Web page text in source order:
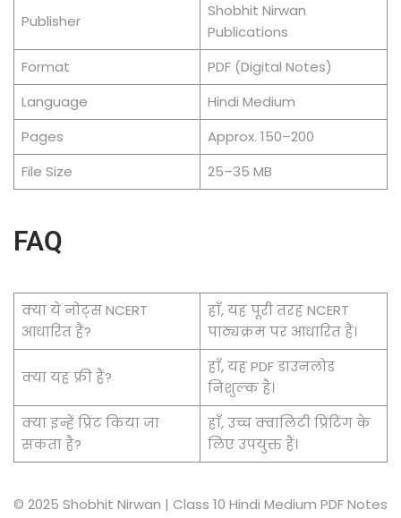
Publisher
Shobhit Nirwan
Publications
Format
PDF (Digital Notes)
Language
Hindi Medium
Pages
Approx. 150–200
File Size
25–35 MB
FAQ
क्या ये नोट्स NCERT
आधारित हैं?
हाँ, यह पूरी तरह NCERT
पाठ्यक्रम पर आधारित हैं।
क्या यह फ्री हैं?
हाँ, यह PDF डाउनलोड
निशुल्क है।
क्या इन्हें प्रिंट किया जा
सकता है?
हाँ, उच्च क्वालिटी प्रिंटिंग के
लिए उपयुक्त हैं।
© 2025 Shobhit Nirwan | Class 10 Hindi Medium PDF Notes